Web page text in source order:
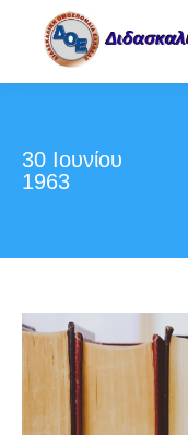
30 Ιουνίου
1963